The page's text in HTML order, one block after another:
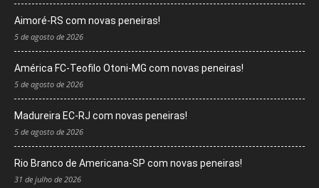
Aimoré-RS com novas peneiras!
5 de agosto de 2026
América FC-Teofilo Otoni-MG com novas peneiras!
5 de agosto de 2026
Madureira EC-RJ com novas peneiras!
5 de agosto de 2026
Rio Branco de Americana-SP com novas peneiras!
31 de julho de 2026